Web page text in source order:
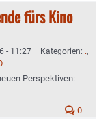
fürs Kino
- 11:27 | Kategorien: .,
Perspektiven:
0